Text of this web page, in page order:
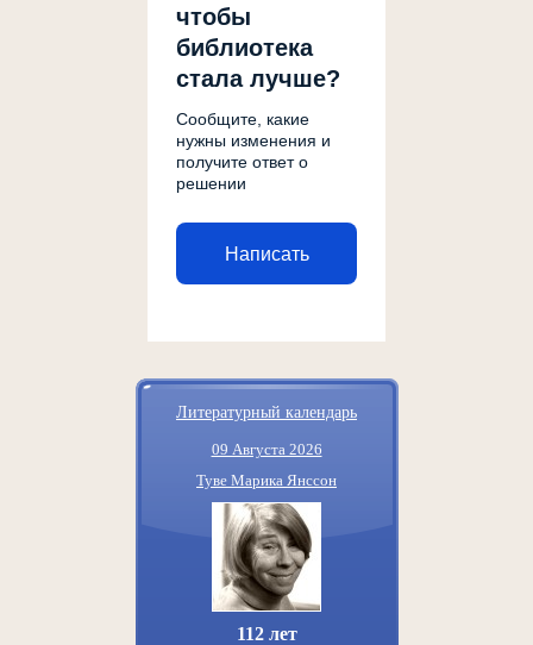
чтобы
библиотека
стала лучше?
Сообщите, какие
нужны изменения и
получите ответ о
решении
Написать
Литературный календарь
09 Августа 2026
Туве Марика Янссон
112 лет